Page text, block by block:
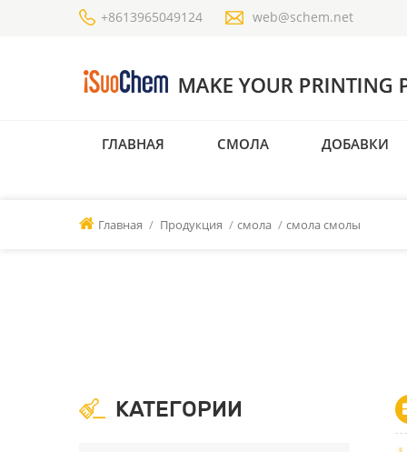
+8613965049124 web@schem.net
ГЛАВНАЯ СМОЛА ДОБАВКИ
Главная / Продукция / смола / смола смолы
КАТЕГОРИИ